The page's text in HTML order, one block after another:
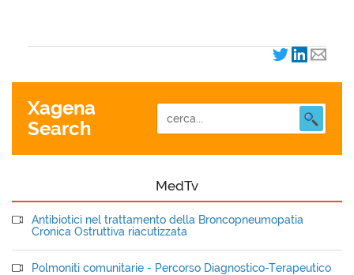
Xagena
Search
MedTv
Antibiotici nel trattamento della Broncopneumopatia
Cronica Ostruttiva riacutizzata
Polmoniti comunitarie - Percorso Diagnostico-Terapeutico